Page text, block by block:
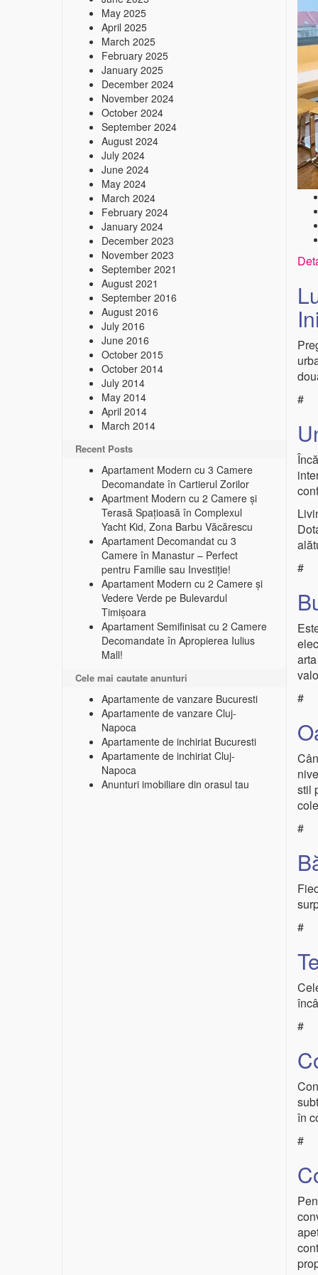
#
#
#
stil
#
#
#
în
#
May 2025
April 2025
March 2025
February 2025
January 2025
December 2024
November 2024
October 2024
September 2024
August 2024
July 2024
June 2024
May 2024
March 2024
February 2024
January 2024
December 2023
November 2023
September 2021
August 2021
September 2016
August 2016
July 2016
June 2016
October 2015
October 2014
July 2014
May 2014
April 2014
March 2014
Recent Posts
Apartament Modern cu 3 Camere
Decomandate în Cartierul Zorilor
Apartment Modern cu 2 Camere și
Terasă Spațioasă în Complexul
Yacht Kid, Zona Barbu Văcărescu
Apartament Decomandat cu 3
Camere în Manastur – Perfect
pentru Familie sau Investiție!
Apartament Modern cu 2 Camere și
Vedere Verde pe Bulevardul
Timișoara
Apartament Semifinisat cu 2 Camere
Decomandate în Apropierea Iulius
Mall!
Cele mai cautate anunturi
Apartamente de vanzare Bucuresti
Apartamente de vanzare Cluj-
Napoca
Apartamente de inchiriat Bucuresti
Apartamente de inchiriat Cluj-
Napoca
Anunturi imobiliare din orasul tau